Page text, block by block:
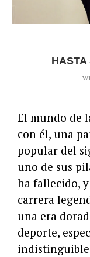
HASTA
El mundo de
con él, una
popular del
uno de sus
ha fallecido,
carrera
una era
deporte,